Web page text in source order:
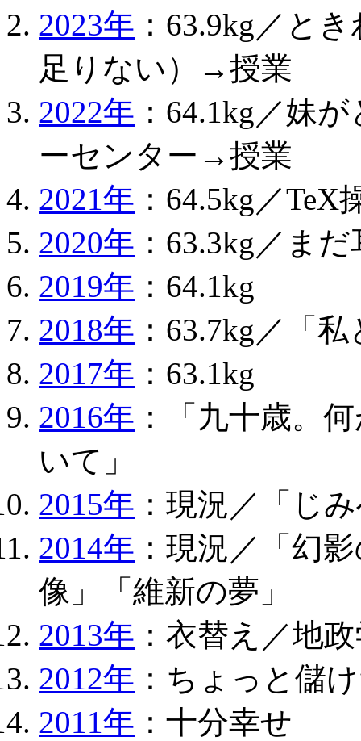
2023年 ：63.9kg／と
足りない）→授業
2022年 ：64.1kg／妹
ーセンター→授業
2021年 ：64.5kg／
2020年 ：63.3kg／ま
2019年 ：64.1kg
2018年 ：63.7kg／「
2017年 ：63.1kg
2016年 ：「九十歳。
いて」
2015年 ：現況／「じ
2014年 ：現況／「幻
像」「維新の夢」
2013年 ：衣替え／地
2012年 ：ちょっと儲
2011年 ：十分幸せ